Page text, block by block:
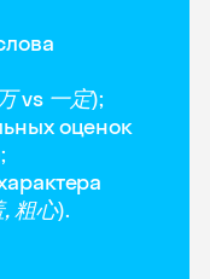
vs 一定);
оценок
粗心).